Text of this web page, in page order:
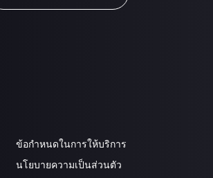
ข้อกำหนดในการให้บริการ
นโยบายความเป็นส่วนตัว